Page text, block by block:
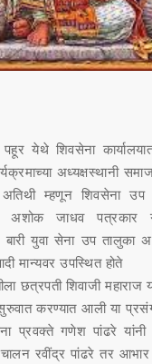
येथे शिवसेना
अध्यक्षस्थानी
म्हणून शिवसेना उप
अशोक जाधव पत्रकार
युवा सेना उप तालुका
मान्यवर उपस्थित होते
छत्रपती शिवाजी
करण्यात आली या
प्रवक्ते गणेश पांढरे
रवींद्र पांढरे तर